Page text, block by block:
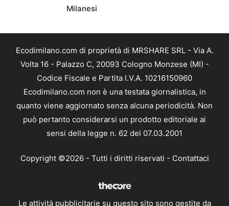
Milanesi
Ecodimilano.com di proprietà di MRSHARE SRL - Via A.
Volta 16 - Palazzo C, 20093 Cologno Monzese (MI) -
Codice Fiscale e Partita I.V.A. 10216150960
Ecodimilano.com non è una testata giornalistica, in
quanto viene aggiornato senza alcuna periodicità. Non
può pertanto considerarsi un prodotto editoriale ai
sensi della legge n. 62 del 07.03.2001
Copyright ©2026 - Tutti i diritti riservati - Contattaci
Le attività pubblicitarie su questo sito sono gestite da